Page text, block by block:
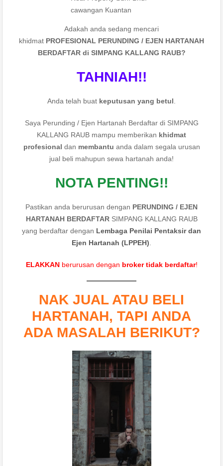
cawangan Kuantan
Adakah anda sedang mencari
khidmat PROFESIONAL PERUNDING / EJEN HARTANAH
BERDAFTAR di SIMPANG KALLANG RAUB?
TAHNIAH!!
Anda telah buat keputusan yang betul
Saya Perunding / Ejen Hartanah Berdaftar di SIMPANG
KALLANG RAUB mampu memberikan khidmat
profesional dan membantu anda dalam segala urusan
jual beli mahupun sewa hartanah anda!
NOTA PENTING!!
Pastikan anda berurusan dengan PERUNDING / EJEN
HARTANAH BERDAFTAR SIMPANG KALLANG RAUB
yang berdaftar dengan Lembaga Penilai Pentaksir dan
Ejen Hartanah (LPPEH)
ELAKKAN berurusan dengan broker tidak berdaftar!
NAK JUAL ATAU BELI
HARTANAH, TAPI ANDA
ADA MASALAH BERIKUT?